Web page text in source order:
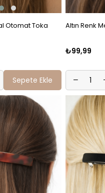
Otomat Toka
Sepete Ekle
Altın Renk
₺99,99